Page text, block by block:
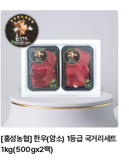
[홍성농협] 한우(암소) 1등급 국거리세트
1kg(500gx2팩)